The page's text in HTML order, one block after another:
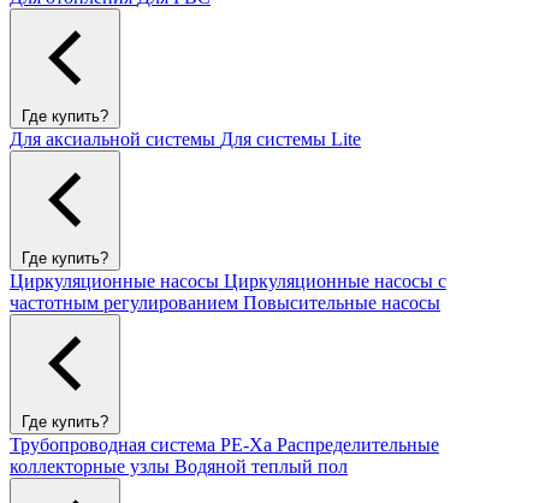
Где купить?
Для аксиальной системы Для системы Lite
Где купить?
Циркуляционные насосы Циркуляционные насосы с
частотным регулированием Повысительные насосы
Где купить?
Трубопроводная система PE-Xa Распределительные
коллекторные узлы Водяной теплый пол